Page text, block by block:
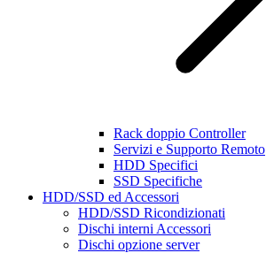
Rack doppio Controller
Servizi e Supporto Remoto
HDD Specifici
SSD Specifiche
HDD/SSD ed Accessori
HDD/SSD Ricondizionati
Dischi interni Accessori
Dischi opzione server